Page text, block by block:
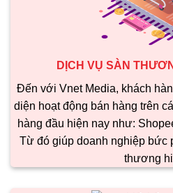
DỊCH VỤ SÀN
Đến với Vnet Media, khách
diện hoạt động bán hàng trên
hàng đầu hiện nay như:
Từ đó giúp doanh nghiệp bức
thương